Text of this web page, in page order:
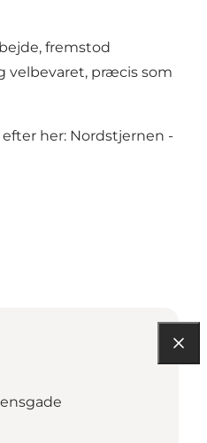
fremstod
velbevaret, præcis som
her: Nordstjernen -